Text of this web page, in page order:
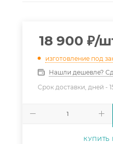
18 900 ₽/
изготовление под
Нашли дешевле?
Срок доставки, дней -
КУПИТЬ